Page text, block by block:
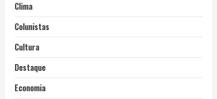
Clima
Colunistas
Cultura
Destaque
Economia